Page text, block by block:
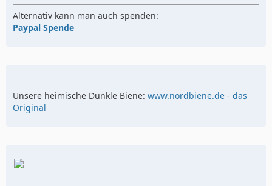
Alternativ kann man auch spenden:
Paypal Spende
Unsere heimische Dunkle Biene: www.nordbiene.de - das
Original